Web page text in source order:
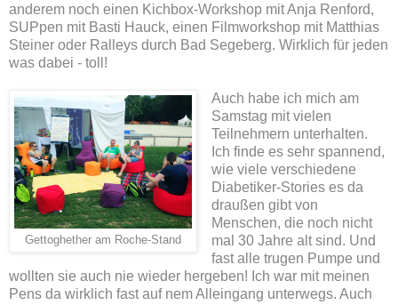
anderem noch einen Kichbox-Workshop mit Anja Renford,
SUPpen mit Basti Hauck, einen Filmworkshop mit Matthias
Steiner oder Ralleys durch Bad Segeberg. Wirklich für jeden
was dabei - toll!
Gettoghether am Roche-Stand
Auch habe ich mich am
Samstag mit vielen
Teilnehmern unterhalten.
Ich finde es sehr spannend,
wie viele verschiedene
Diabetiker-Stories es da
draußen gibt von
Menschen, die noch nicht
mal 30 Jahre alt sind. Und
fast alle trugen Pumpe und
wollten sie auch nie wieder hergeben! Ich war mit meinen
Pens da wirklich fast auf nem Alleingang unterwegs. Auch